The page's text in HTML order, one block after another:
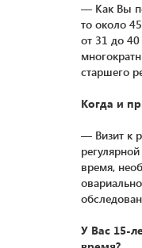
— Как Вы
то около
от 31 до
старшего
Когда и
— Визит к
время,
У Вас 15-